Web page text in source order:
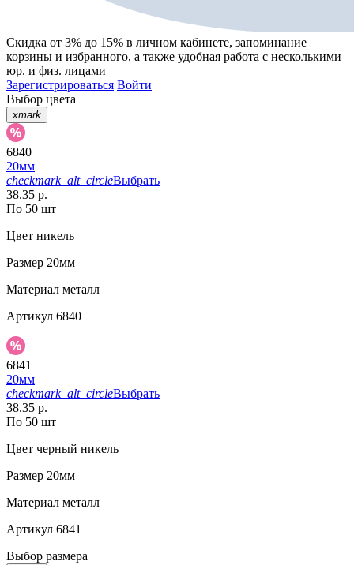
Скидка от 3% до 15% в личном кабинете, запоминание
корзины и избранного, а также удобная работа с несколькими
юр. и физ. лицами
Зарегистрироваться Войти
Выбор цвета
xmark
6840
20мм
checkmark_alt_circleВыбрать
38.35 р.
По 50 шт
Цвет никель
Размер 20мм
Материал металл
Артикул 6840
6841
20мм
checkmark_alt_circleВыбрать
38.35 р.
По 50 шт
Цвет черный никель
Размер 20мм
Материал металл
Артикул 6841
Выбор размера